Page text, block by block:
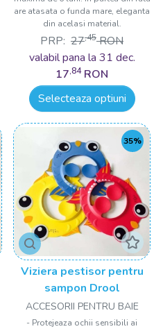
are atasata o funda mare, eleganta
din acelasi material.
PRP: 27,45 RON
valabil pana la 31 dec.
17,84 RON
Selecteaza optiuni
35%
Viziera pestisor pentru
sampon Drool
ACCESORII PENTRU BAIE
- Protejeaza ochii sensibili ai